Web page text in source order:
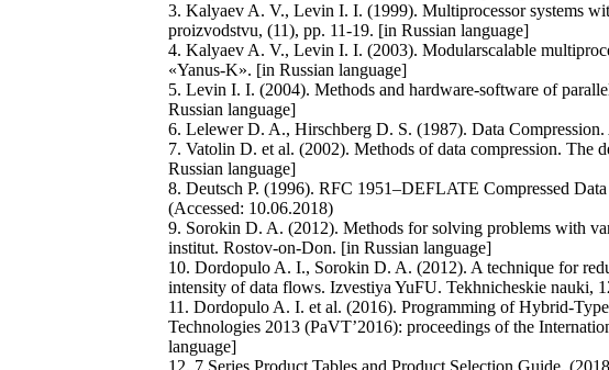
3. Kalyaev A. V., Levin I. I. (1999). Multiprocessor systems
proizvodstvu, (11), pp. 11-19. [in Russian language]
4. Kalyaev A. V., Levin I. I. (2003). Modularscalable
«Yanus-K». [in Russian language]
5. Levin I. I. (2004). Methods and hardware-software of
Russian language]
6. Lelewer D. A., Hirschberg D. S. (1987). Data
7. Vatolin D. et al. (2002). Methods of data compression.
Russian language]
8. Deutsch P. (1996). RFC 1951–DEFLATE Compressed
(Accessed: 10.06.2018)
9. Sorokin D. A. (2012). Methods for solving problems with
institut. Rostov-on-Don. [in Russian language]
10. Dordopulo A. I., Sorokin D. A. (2012). A technique for
intensity of data flows. Izvestiya YuFU. Tekhnicheskie nauki,
11. Dordopulo A. I. et al. (2016). Programming of Hybrid-
Technologies 2013 (PaVT’2016): proceedings of the
language]